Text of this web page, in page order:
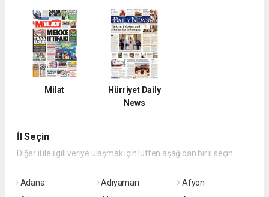
Milat
Hürriyet Daily
News
İl Seçin
Diğer il ile ilgili veriye ulaşmak için lütfen aşağıdan bir il seçin
Adana Adıyaman
Afyon